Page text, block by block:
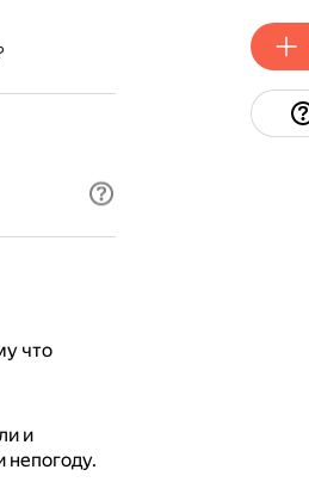
что
и
непогоду.